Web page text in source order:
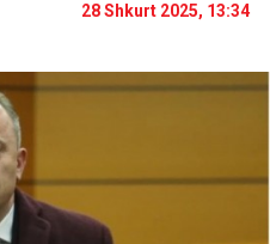
28 Shkurt 2025, 13:34